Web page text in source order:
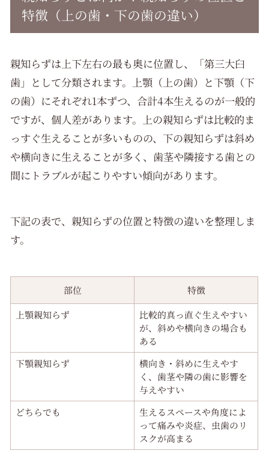
親知らずのセルフケアと定期検診の重要性
特徴（上の歯・下の歯の違い）
親知らずは上下左右の最も奥に位置し、「第三大臼
歯」として分類されます。上顎（上の歯）と下顎（下
の歯）にそれぞれ1本ずつ、合計4本生えるのが一般的
ですが、個人差があります。上の親知らずは比較的ま
っすぐ生えることが多いものの、下の親知らずは斜め
や横向きに生えることが多く、歯茎や隣接する歯との
間にトラブルが起こりやすい傾向があります。
下記の表で、親知らずの位置と特徴の違いを整理しま
す。
部位
特徴
上顎親知らず
比較的真っ直ぐ生えやすい
が、斜めや横向きの場合も
ある
下顎親知らず
横向き・斜めに生えやす
く、歯茎や隣の歯に影響を
与えやすい
どちらでも
生えるスペースや角度によ
って痛みや炎症、虫歯のリ
スクが高まる